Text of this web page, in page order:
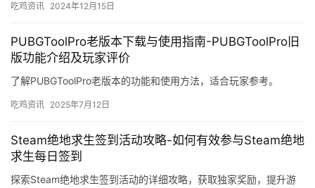
吃鸡资讯 2024年12月15日
PUBGToolPro老版本下载与使用指南-PUBGToolPro旧
版功能介绍及玩家评价
了解PUBGToolPro老版本的功能和使用方法，适合玩家参考。
吃鸡资讯 2025年7月12日
Steam绝地求生签到活动攻略-如何有效参与Steam绝地
求生每日签到
探索Steam绝地求生签到活动的详细攻略，获取独家奖励，提升游